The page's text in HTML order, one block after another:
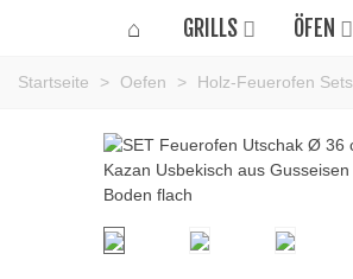
GRILLS ÖFEN
Startseite > Oefen > Holz-Feuerofen Sets